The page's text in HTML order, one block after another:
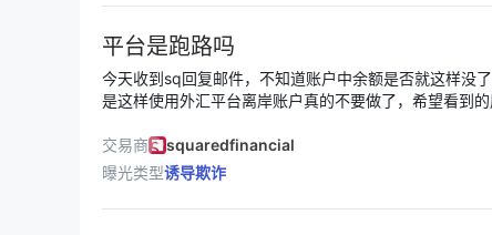
平台是跑路吗
今天收到sq回复邮件，不知道账户中余额是否就这样没
是这样使用外汇平台离岸账户真的不要做了，希望看到
能让你赚钱，都是对赌平台。你赚的钱就是平台亏的钱，
如去合法赌场，你在赌场赢了人家还恭恭敬敬的把钱给你
交易商
squaredfinancial
曝光类型诱导欺诈